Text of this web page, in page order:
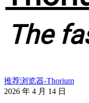
推荐浏览器-Thorium
2026 年 4 月 14 日